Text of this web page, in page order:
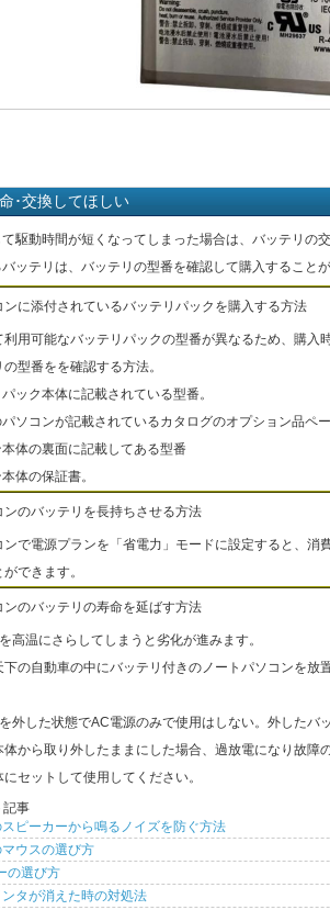
･交換してほしい
駆動時間が短くなってしまった場合は、バッテリの
ッテリは、バッテリの型番を確認して購入することが
ンに添付されているバッテリパックを購入する方法
用可能なバッテリパックの型番が異なるため、購入
型番をを確認する方法。
ック本体に記載されている型番。
ソコンが記載されているカタログのオプション品ペー
体の裏面に記載してある型番
体の保証書。
ンのバッテリを長持ちさせる方法
ンで電源プランを「省電力」モードに設定すると、消
できます。
ンのバッテリの寿命を延ばす方法
高温にさらしてしまうと劣化が進みます。
下の自動車の中にバッテリ付きのノートパソコンを放
外した状態でAC電源のみで使用はしない。外したバ
体から取り外したままにした場合、過放電になり故障
セットして使用してください。
記事
ピーカーから鳴るノイズを防ぐ方法
ウスの選び方
の選び方
タが消えた時の対処法